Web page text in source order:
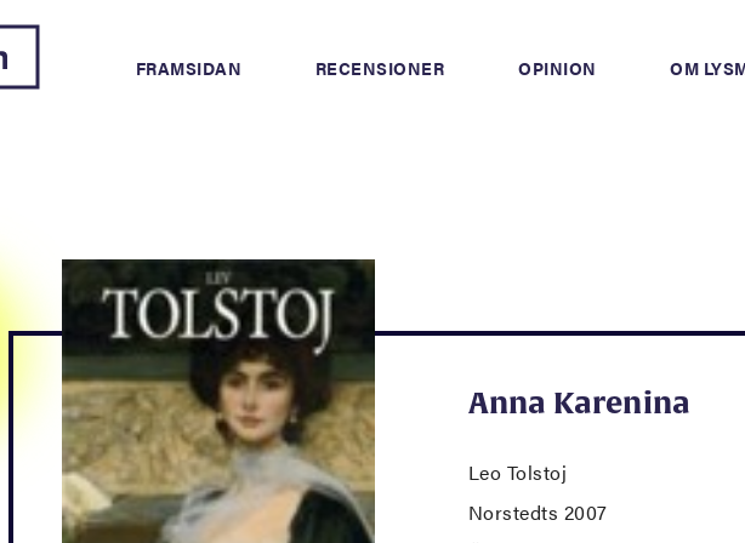
FRAMSIDAN RECENSIONER OPINION OM
Anna Karenina
Leo Tolstoj
Norstedts 2007